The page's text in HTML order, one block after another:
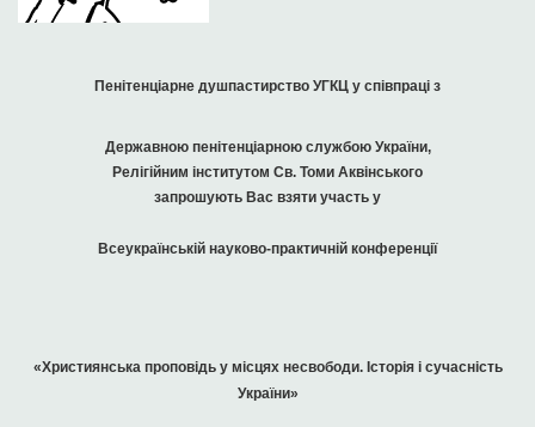
Пенітенціарне душпастирство УГКЦ у співпраці з
Державною пенітенціарною службою України,
Релігійним інститутом Св. Томи Аквінського
запрошують Вас взяти участь у
Всеукраїнській науково-практичній конференції
«Християнська проповідь у місцях несвободи. Історія і сучасність
України»